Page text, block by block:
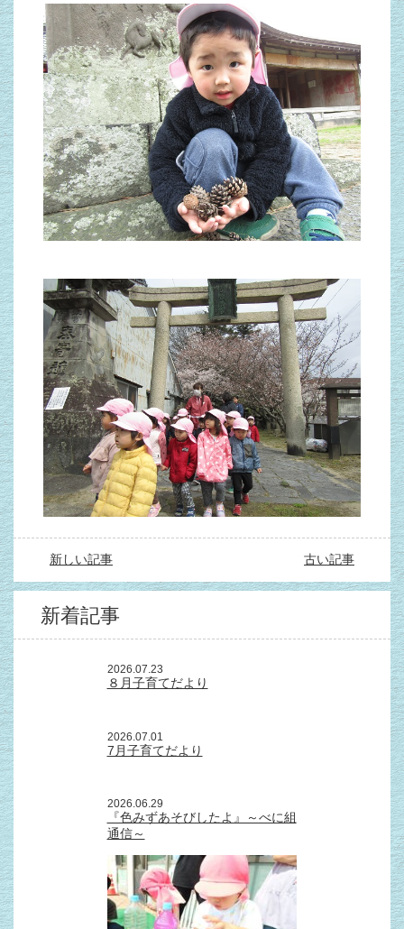
新しい記事 古い記事
新着記事
2026.07.23
８月子育てだより
2026.07.01
7月子育てだより
2026.06.29
『色みずあそびしたよ』～べに組
通信～